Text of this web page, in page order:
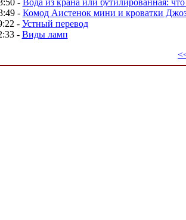
- Комод Аистенок мини и кроватки
- Устный перевод
- Виды ламп